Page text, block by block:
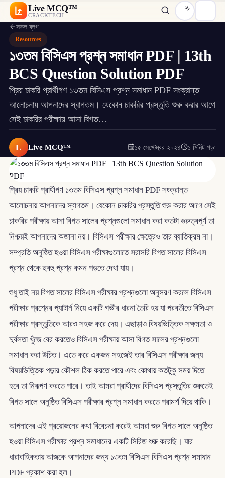
Live MCQ™
CRACKTECH
সকল ব্লগ
Resources
১৩তম বিসিএস প্রশ্ন সমাধান PDF | 13th
BCS Question Solution PDF
প্রিয় চাকরি প্রার্থীগণ ১৩তম বিসিএস প্রশ্ন সমাধান PDF সংক্রান্ত
আলোচনায় আপনাদের স্বাগতম। যেকোন চাকরির প্রস্তুতি শুরু করার আগে
সেই চাকরির পরীক্ষায় আসা বিগত…
L Live MCQ™ ১৫ সেপ্টেম্বর ২০২৪ ১ মিনিট পড়া
প্রিয় চাকরি প্রার্থীগণ ১৩তম বিসিএস প্রশ্ন সমাধান PDF সংক্রান্ত
আলোচনায় আপনাদের স্বাগতম। যেকোন চাকরির প্রস্তুতি শুরু করার আগে সেই
চাকরির পরীক্ষায় আসা বিগত সালের প্রশ্নগুলো সমাধান করা কতটা গুরুত্বপূর্ণ তা
নিশ্চয়ই আপনাদের অজানা নয়। বিসিএস পরীক্ষার ক্ষেত্রেও তার ব্যাতিক্রম না।
সম্প্রতি অনুষ্ঠিত হওয়া বিসিএস পরীক্ষাগুলোতে সরাসরি বিগত সালের বিসিএস
প্রশ্ন থেকে হুবহু প্রশ্ন কমন পড়তে দেখা যায়।
শুধু তাই নয় বিগত সালের বিসিএস পরীক্ষার প্রশ্নগুলো অনুসরণ করলে বিসিএস
পরীক্ষার প্রশ্নের প্যাটার্ন নিয়ে একটি গভীর ধারনা তৈরি হয় যা পরবর্তীতে বিসিএস
পরীক্ষার প্রস্তুতিকে আরও সহজ করে দেয়। এছাড়াও বিষয়ভিত্তিক সক্ষমতা ও
দুর্বলতা খুঁজে বের করতেও বিসিএস পরীক্ষায় আসা বিগত সালের প্রশ্নগুলো
সমাধান করা উচিত। এতে করে একজন সহজেই তার বিসিএস পরীক্ষার জন্য
বিষয়ভিত্তিক পড়ার কৌশল ঠিক করতে পারে এবং কোথায় কতটুকু সময় দিতে
হবে তা নিরূপণ করতে পারে। তাই আমরা প্রার্থীদের বিসিএস প্রস্তুতির শুরুতেই
বিগত সালে অনুষ্ঠিত বিসিএস পরীক্ষার প্রশ্ন সমাধান করতে পরামর্শ দিয়ে থাকি।
আপনাদের এই প্রয়োজনের কথা বিবেচনা করেই আমরা শুরু বিগত সালে অনুষ্ঠিত
হওয়া বিসিএস পরীক্ষার প্রশ্ন সমাধানের একটি সিরিজ শুরু করেছি। যার
ধারাবাহিকতায় আজকে আপনাদের জন্য ১৩তম বিসিএস বিসিএস প্রশ্ন সমাধান
PDF প্রকাশ করা হল।